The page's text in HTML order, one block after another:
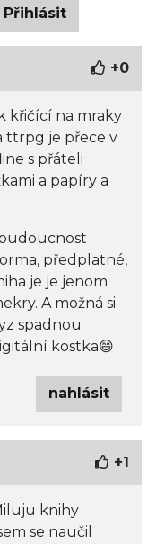
Přihlásit
+0
křičící na mraky
ttrpg je přece v
s přáteli
a papíry a
předplatné,
je je jenom
A možná si
spadnou
kostka😄
nahlásit
+1
knihy
se naučil